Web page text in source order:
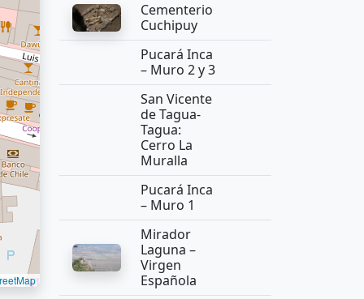
Cementerio
Cuchipuy
Pucará Inca
– Muro 2 y 3
San Vicente
de Tagua-
Tagua:
Cerro La
Muralla
Pucará Inca
– Muro 1
Mirador
Laguna –
Virgen
Española